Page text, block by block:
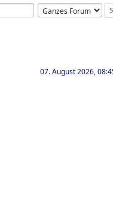
07. August 2026,